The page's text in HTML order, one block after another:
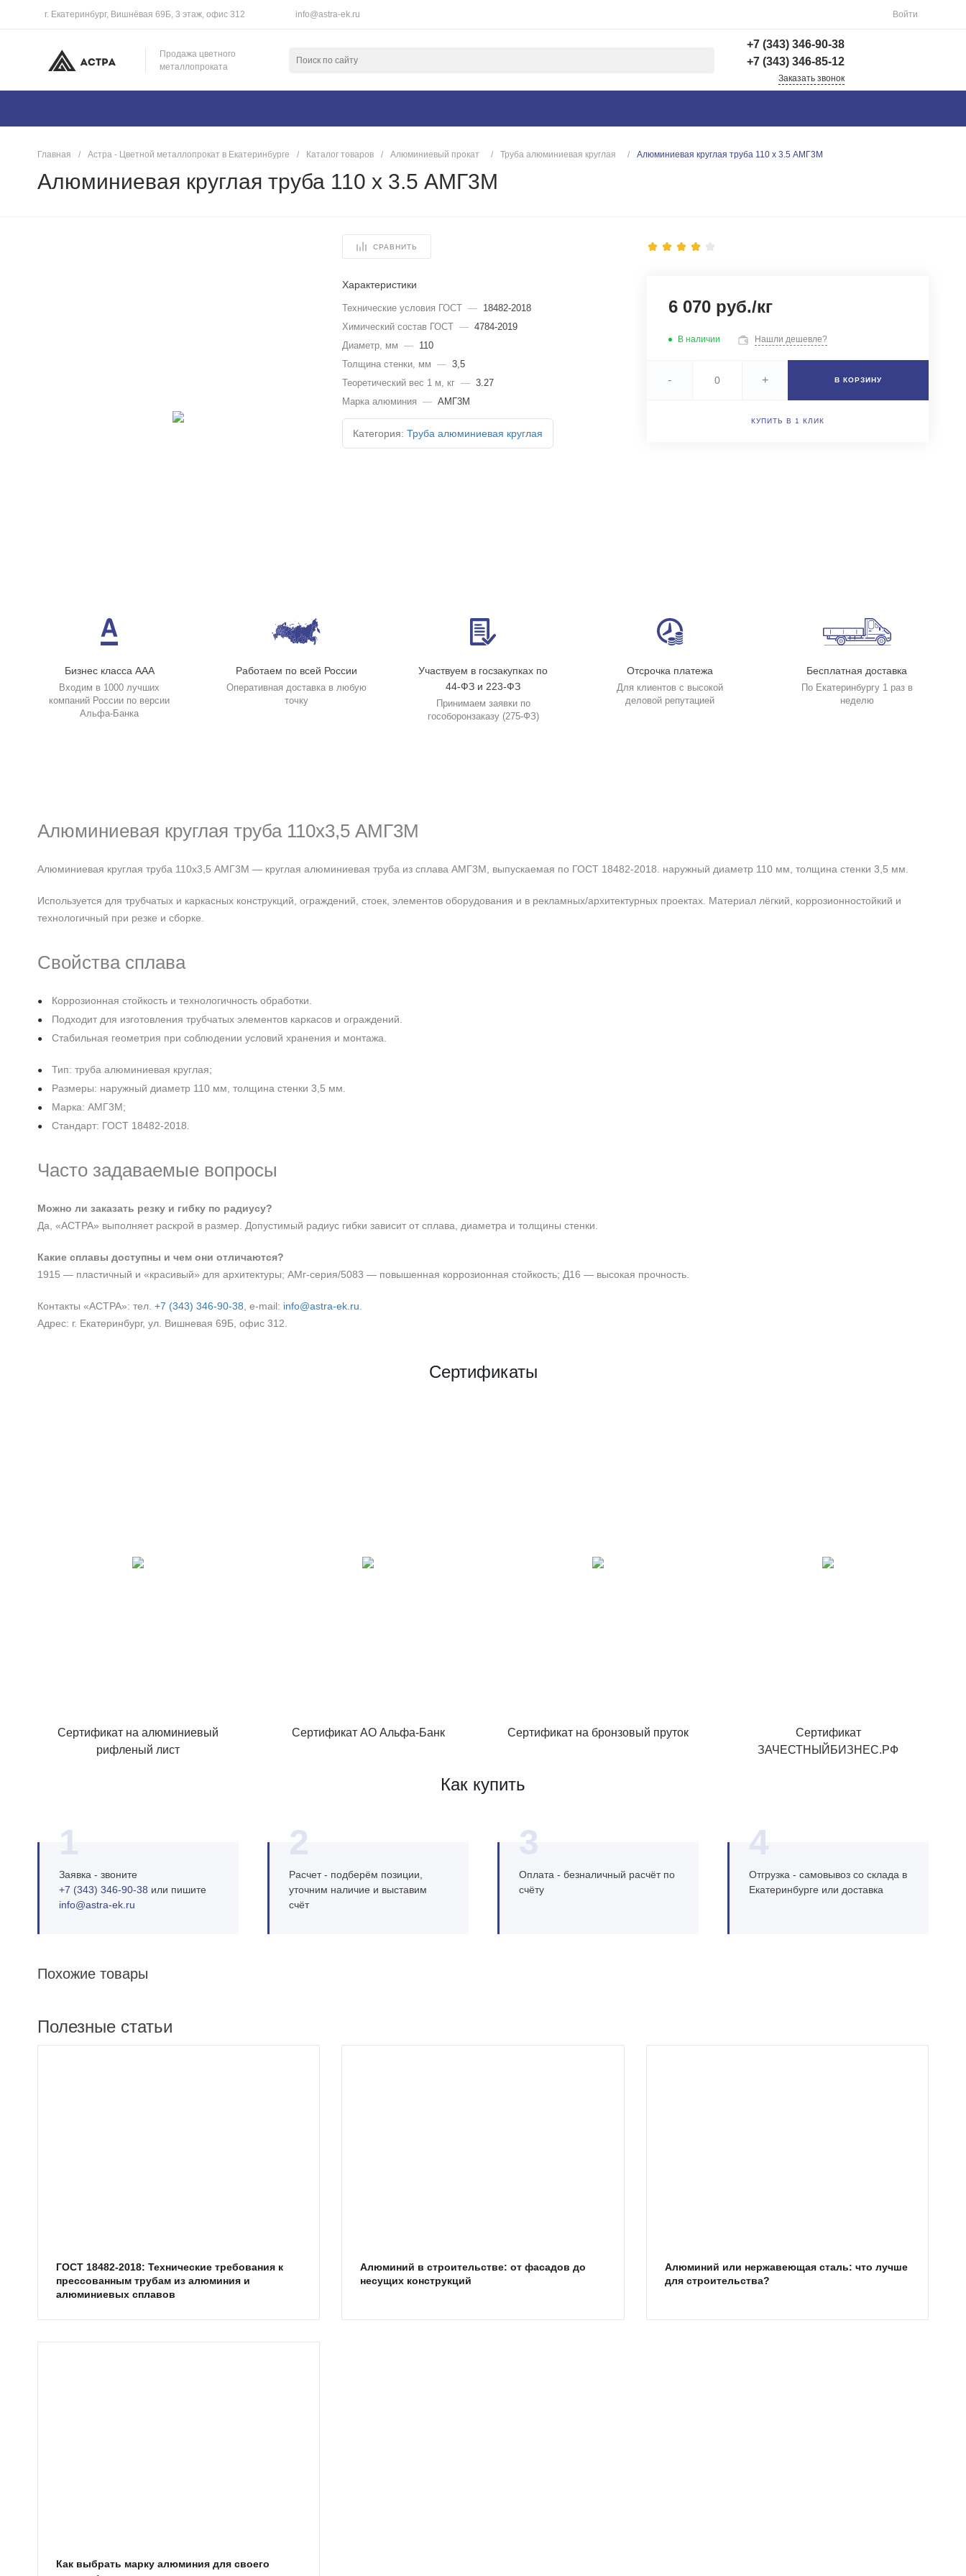
г. Екатеринбург, Вишнёвая 69Б, 3 этаж, офис 312 info@astra-ek.ru Войти
Продажа цветного
металлопроката
+7 (343) 346-90-38
+7 (343) 346-85-12
г. Екатеринбург,
info@astra-ek.ru
+7 (343) 346-85-12
Чапаева 43
Пн-Чт: 9:00-16:00 (обед
12:00-13:00) Пт: 9:00-
13:00) Сб-Вс: Выходной
info@astra-ek.ru
Заказать звонок
Главная / Астра - Цветной металлопрокат в Екатеринбурге / Каталог товаров / Алюминиевый прокат / Труба алюминиевая круглая / Алюминиевая круглая труба 110 х 3.5 АМГ3М
Алюминиевая круглая труба 110 х 3.5 АМГ3М
СРАВНИТЬ
Характеристики
Технические условия ГОСТ —
18482-2018
Химический состав ГОСТ — 4784-2019
Диаметр, мм —
110
Толщина стенки, мм — 3,5
Теоретический вес 1 м, кг — 3.27
Марка алюминия — АМГ3М
Категория: Труба алюминиевая круглая
6 070 руб./кг
В наличии Нашли дешевле?
- + В КОРЗИНУ
КУПИТЬ В 1 КЛИК
Бизнес класса ААА
Входим в 1000 лучших
компаний России по версии
Альфа-Банка
Работаем по всей России
Оперативная доставка в любую
точку
Участвуем в госзакупках по
44-ФЗ и 223-ФЗ
Принимаем заявки по
гособоронзаказу (275-ФЗ)
Отсрочка платежа
Для клиентов с высокой
деловой репутацией
Бесплатная доставка
По Екатеринбургу 1 раз в
неделю
Алюминиевая круглая труба 110х3,5 АМГ3М
Алюминиевая круглая труба 110х3,5 АМГ3М — круглая алюминиевая труба из сплава АМГ3М, выпускаемая по ГОСТ 18482-2018. наружный диаметр 110 мм, толщина стенки 3,5 мм.
Используется для трубчатых и каркасных конструкций, ограждений, стоек, элементов оборудования и в рекламных/архитектурных проектах. Материал лёгкий, коррозионностойкий и
технологичный при резке и сборке.
Свойства сплава
Коррозионная стойкость и технологичность обработки.
Подходит для изготовления трубчатых элементов каркасов и ограждений.
Стабильная геометрия при соблюдении условий хранения и монтажа.
Тип: труба алюминиевая круглая;
Размеры: наружный диаметр 110 мм, толщина стенки 3,5 мм.
Марка: АМГ3М;
Стандарт: ГОСТ 18482-2018.
Часто задаваемые вопросы
Можно ли заказать резку и гибку по радиусу?
Да, «АСТРА» выполняет раскрой в размер. Допустимый радиус гибки зависит от сплава, диаметра и толщины стенки.
Какие сплавы доступны и чем они отличаются?
1915 — пластичный и «красивый» для архитектуры; АМг‑серия/5083 — повышенная коррозионная стойкость; Д16 — высокая прочность.
Контакты «АСТРА»: тел. +7 (343) 346‑90‑38 , e‑mail: info@astra-ek.ru
Адрес: г. Екатеринбург, ул. Вишневая 69Б, офис 312.
Сертификаты
Сертификат на алюминиевый
рифленый лист
Сертификат АО Альфа-Банк Сертификат на бронзовый пруток
Сертификат
ЗАЧЕСТНЫЙБИЗНЕС.РФ
Как купить
1
Заявка - звоните
+7 (343) 346‑90‑38 или пишите
info@astra‑ek.ru
2
Расчет - подберём позиции,
уточним наличие и выставим
счёт
3
Оплата - безналичный расчёт по
счёту
4
Отгрузка - самовывоз со склада в
Екатеринбурге или доставка
Похожие товары
Полезные статьи
ГОСТ 18482-2018: Технические требования к
прессованным трубам из алюминия и
алюминиевых сплавов
Алюминий в строительстве: от фасадов до
несущих конструкций
Алюминий или нержавеющая сталь: что лучше
для строительства?
Как выбрать марку алюминия для своего